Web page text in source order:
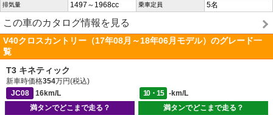
排気量 1497～1968cc 乗車定員 5名
この車のカタログ情報を見る
V40クロスカントリー（17年08月～18年06月モデル）のグレード一
覧
T3 キネティック
新車時価格354万円(税込)
JC08
16km/L 10・15
-km/L
満タンでどこまで走る？
満タンでどこまで走る？